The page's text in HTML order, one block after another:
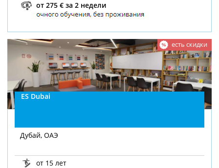
от 275 € за 2 недели
ES Dubai
есть скидки
Дубай, ОАЭ
от 15 лет